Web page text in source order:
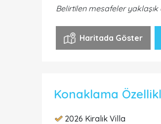
Belirtilen mesafeler
Haritada Göster
Konaklama
2026 Kiralık Villa